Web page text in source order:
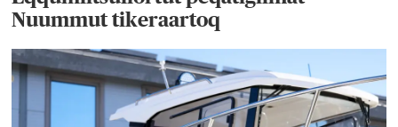
Nuummut tikeraartoq